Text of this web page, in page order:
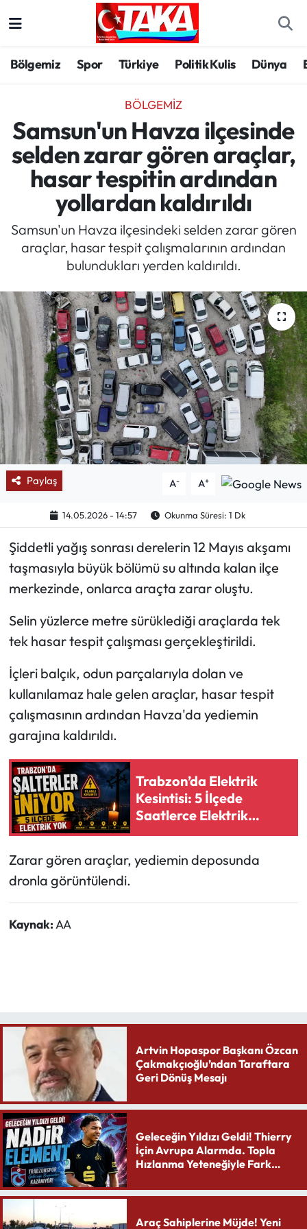
Bölgemiz Spor Türkiye Politik Kulis Dünya
BÖLGEMIZ
Samsun'un Havza ilçesinde
selden zarar gören araçlar,
hasar tespitin ardından
yollardan kaldırıldı
Samsun'un Havza ilçesindeki selden zarar gören
araçlar, hasar tespit çalışmalarının ardından
bulundukları yerden kaldırıldı.
Paylaş A- A+
14.05.2026 - 14:57 Okunma Süresi: 1 Dk
Şiddetli yağış sonrası derelerin 12 Mayıs akşamı
taşmasıyla büyük bölümü su altında kalan ilçe
merkezinde, onlarca araçta zarar oluştu.
Selin yüzlerce metre sürüklediği araçlarda tek
tek hasar tespit çalışması gerçekleştirildi.
İçleri balçık, odun parçalarıyla dolan ve
kullanılamaz hale gelen araçlar, hasar tespit
çalışmasının ardından Havza'da yediemin
garajına kaldırıldı.
Trabzon’da Elektrik
Kesintisi: 5 İlçede
Saatlerce Elektrik
Olmayacak
Zarar gören araçlar, yediemin deposunda
dronla görüntülendi.
Kaynak:AA
Artvin Hopaspor Başkanı Özcan
Çakmakçıoğlu’ndan Taraftara
Geri Dönüş Mesajı
Geleceğin Yıldızı Geldi! Thierry
İçin Avrupa Alarmda. Topla
Hızlanma Yeteneğiyle Fark
Araç Sahiplerine Müjde! Yeni
Spor
Kültür/Sanat
Politika
Politik Kulis
Dünya
Magazin
Mektup Galeri
Röportaj
Manşet
Köşe Yazıları
Karikatür Galeri
ASTROLOJİ
Spor Yazıları
Ekonomi
Sağlık
Turizm
Trabzon Hava Durumu
Trabzon Trafik Yoğunluk Haritası
Süper Lig Puan Durumu ve Fikstür
Tüm Manşetler
Son Dakika Haberleri
Haber Arşivi